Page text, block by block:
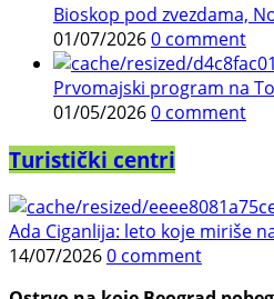
Bioskop pod zvezdama,
01/07/20260 comment
Prvomajski program na
01/05/20260 comment
Turistički centri
Ada Ciganlija: leto koje miriše
14/07/20260 comment